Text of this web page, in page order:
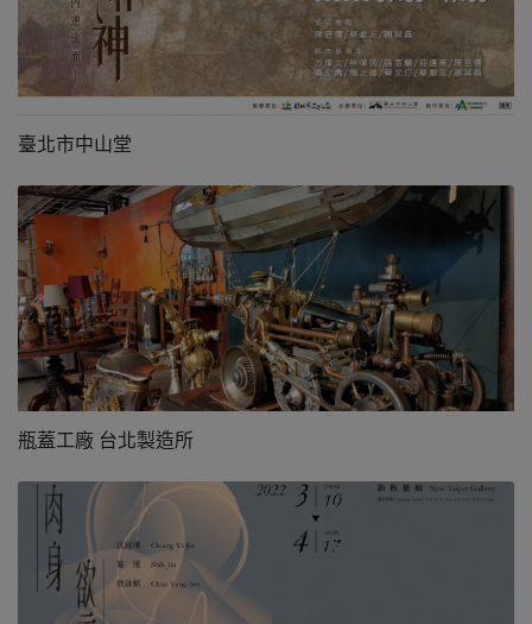
臺北市中山堂
瓶蓋工廠 台北製造所